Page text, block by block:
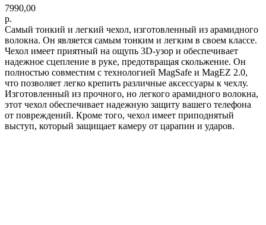
7990,00
р.
Cамый тонкий и легкий чехол, изготовленный из арамидного
волокна. Он является самым тонким и легким в своем классе.
Чехол имеет приятный на ощупь 3D-узор и обеспечивает
надежное сцепление в руке, предотвращая скольжение. Он
полностью совместим с технологией MagSafe и MagEZ 2.0,
что позволяет легко крепить различные аксессуары к чехлу.
Изготовленный из прочного, но легкого арамидного волокна,
этот чехол обеспечивает надежную защиту вашего телефона
от повреждений. Кроме того, чехол имеет приподнятый
выступ, который защищает камеру от царапин и ударов.